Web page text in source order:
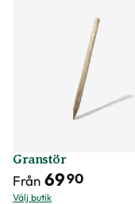
Granstör
Från 6990
Välj butik